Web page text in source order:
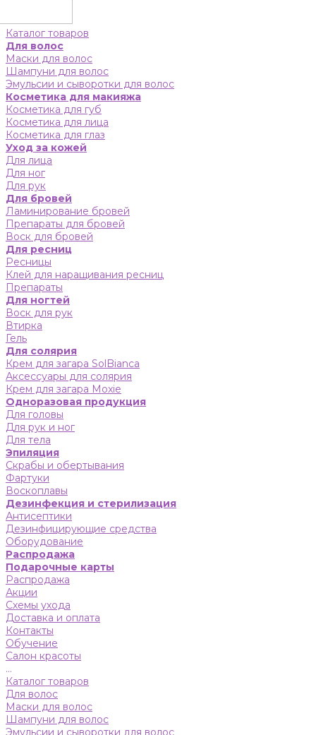
Каталог товаров
Для волос
Маски для волос
Шампуни для волос
Эмульсии и сыворотки для волос
Косметика для макияжа
Косметика для губ
Косметика для лица
Косметика для глаз
Уход за кожей
Для лица
Для ног
Для рук
Для бровей
Ламинирование бровей
Препараты для бровей
Воск для бровей
Для ресниц
Ресницы
Клей для наращивания ресниц
Препараты
Для ногтей
Воск для рук
Втирка
Гель
Для солярия
Крем для загара SolBianca
Аксессуары для солярия
Крем для загара Moxie
Одноразовая продукция
Для головы
Для рук и ног
Для тела
Эпиляция
Скрабы и обертывания
Фартуки
Воскоплавы
Дезинфекция и стерилизация
Антисептики
Дезинфицирующие средства
Оборудование
Распродажа
Подарочные карты
Распродажа
Акции
Схемы ухода
Доставка и оплата
Контакты
Обучение
Салон красоты
...
Каталог товаров
Для волос
Маски для волос
Шампуни для волос
Эмульсии и сыворотки для волос